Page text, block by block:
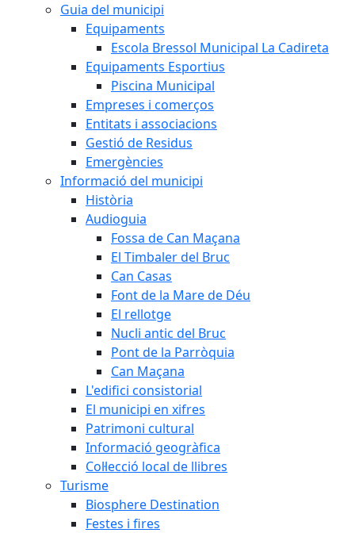
Guia del municipi
Equipaments
Escola Bressol Municipal La Cadireta
Equipaments Esportius
Piscina Municipal
Empreses i comerços
Entitats i associacions
Gestió de Residus
Emergències
Informació del municipi
Història
Audioguia
Fossa de Can Maçana
El Timbaler del Bruc
Can Casas
Font de la Mare de Déu
El rellotge
Nucli antic del Bruc
Pont de la Parròquia
Can Maçana
L'edifici consistorial
El municipi en xifres
Patrimoni cultural
Informació geogràfica
Col·lecció local de llibres
Turisme
Biosphere Destination
Festes i fires